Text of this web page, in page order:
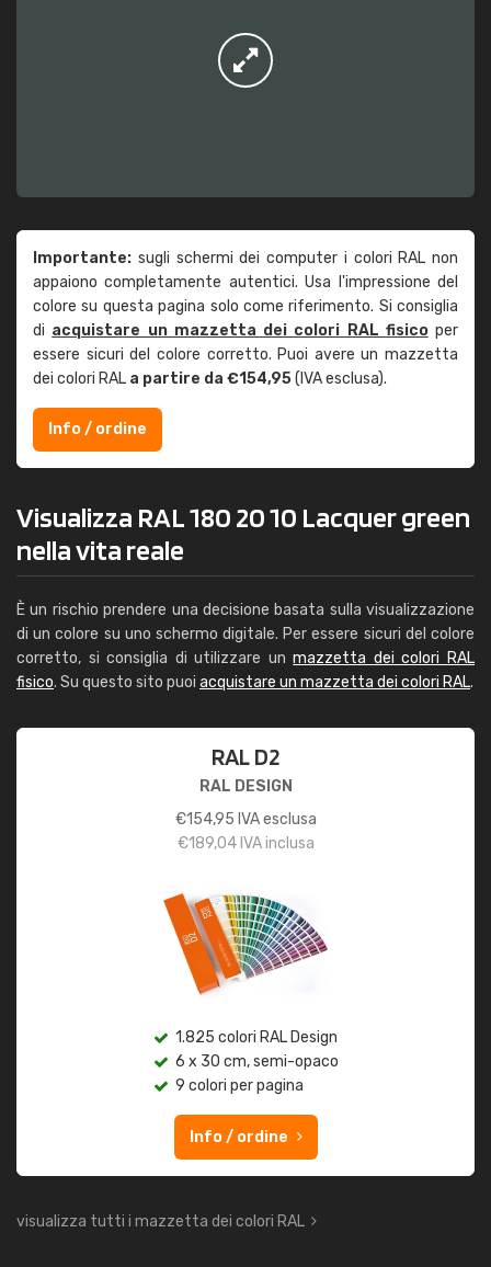
Importante: sugli schermi dei computer i colori RAL non
appaiono completamente autentici. Usa l'impressione del
colore su questa pagina solo come riferimento. Si consiglia
di acquistare un mazzetta dei colori RAL fisicoper
essere sicuri del colore corretto. Puoi avere un mazzetta
dei colori RAL a partire da €154,95(IVA esclusa).
Info / ordine
Visualizza RAL 180 20 10 Lacquer green
nella vita reale
È un rischio prendere una decisione basata sulla visualizzazione
di un colore su uno schermo digitale. Per essere sicuri del colore
corretto, si consiglia di utilizzare unmazzetta dei colori RAL
fisico. Su questo sito puoi acquistare un mazzetta dei colori RAL.
RAL D2
RAL DESIGN
€154,95 IVA esclusa
€189,04IVA inclusa
1.825 colori RAL Design
6 x 30 cm, semi-opaco
9 colori per pagina
Info / ordine
visualizza tutti i mazzetta dei colori RAL